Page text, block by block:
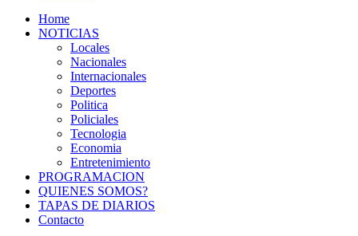
Home
NOTICIAS
Locales
Nacionales
Internacionales
Deportes
Politica
Policiales
Tecnologia
Economia
Entretenimiento
PROGRAMACION
QUIENES SOMOS?
TAPAS DE DIARIOS
Contacto